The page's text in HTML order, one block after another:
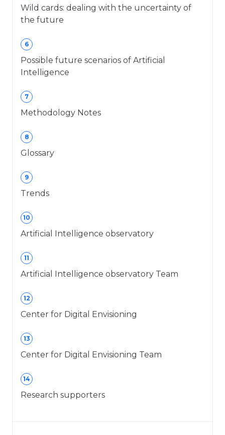
Wild cards: dealing with the uncertainty of
the future
6
Possible future scenarios of Artificial
Intelligence
7
Methodology Notes
8
Glossary
9
Trends
10
Artificial Intelligence observatory
11
Artificial Intelligence observatory Team
12
Center for Digital Envisioning
13
Center for Digital Envisioning Team
14
Research supporters